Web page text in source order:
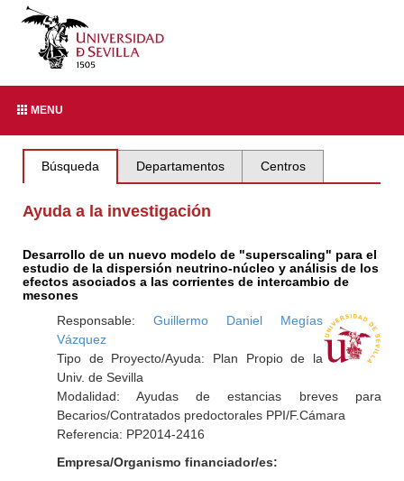
MENU
Búsqueda Departamentos Centros
Ayuda a la investigación
Desarrollo de un nuevo modelo de "superscaling" para el
estudio de la dispersión neutrino-núcleo y análisis de los
efectos asociados a las corrientes de intercambio de
mesones
Responsable: Guillermo Daniel Megías
Vázquez
Tipo de Proyecto/Ayuda: Plan Propio de la
Univ. de Sevilla
Modalidad: Ayudas de estancias breves para
Becarios/Contratados predoctorales PPI/F.Cámara
Referencia: PP2014-2416
Empresa/Organismo financiador/es: